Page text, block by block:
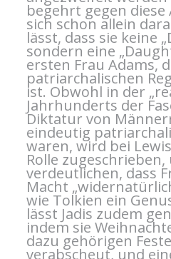
begehrt gegen
sich schon allein
lässt, dass sie keine
sondern eine
ersten Frau Adams,
patriarchalischen
ist. Obwohl in der
Jahrhunderts der
Diktatur von
eindeutig
waren, wird bei
Rolle zugeschrieben,
verdeutlichen, dass
Macht
wie Tolkien ein
lässt Jadis zudem
indem sie
dazu gehörigen
verabscheut, und